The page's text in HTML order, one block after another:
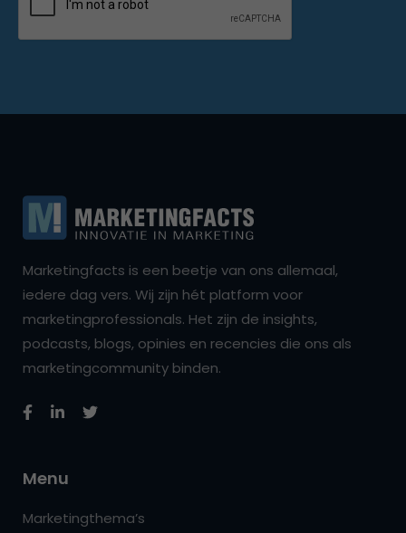
Marketingfacts is een beetje van ons allemaal,
iedere dag vers. Wij zijn hét platform voor
marketingprofessionals. Het zijn de insights,
podcasts, blogs, opinies en recencies die ons als
marketingcommunity binden.
Menu
Marketingthema’s